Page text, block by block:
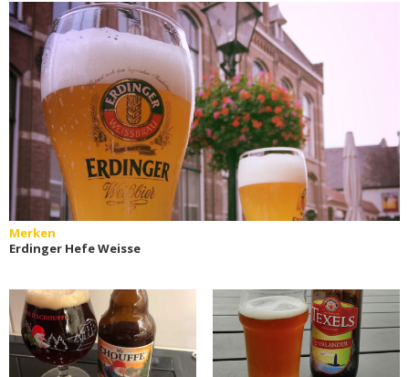
Merken
Erdinger Hefe Weisse